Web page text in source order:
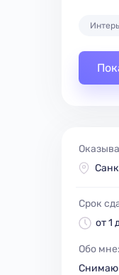
Обо мне:
Снимаю
Срок
от 1